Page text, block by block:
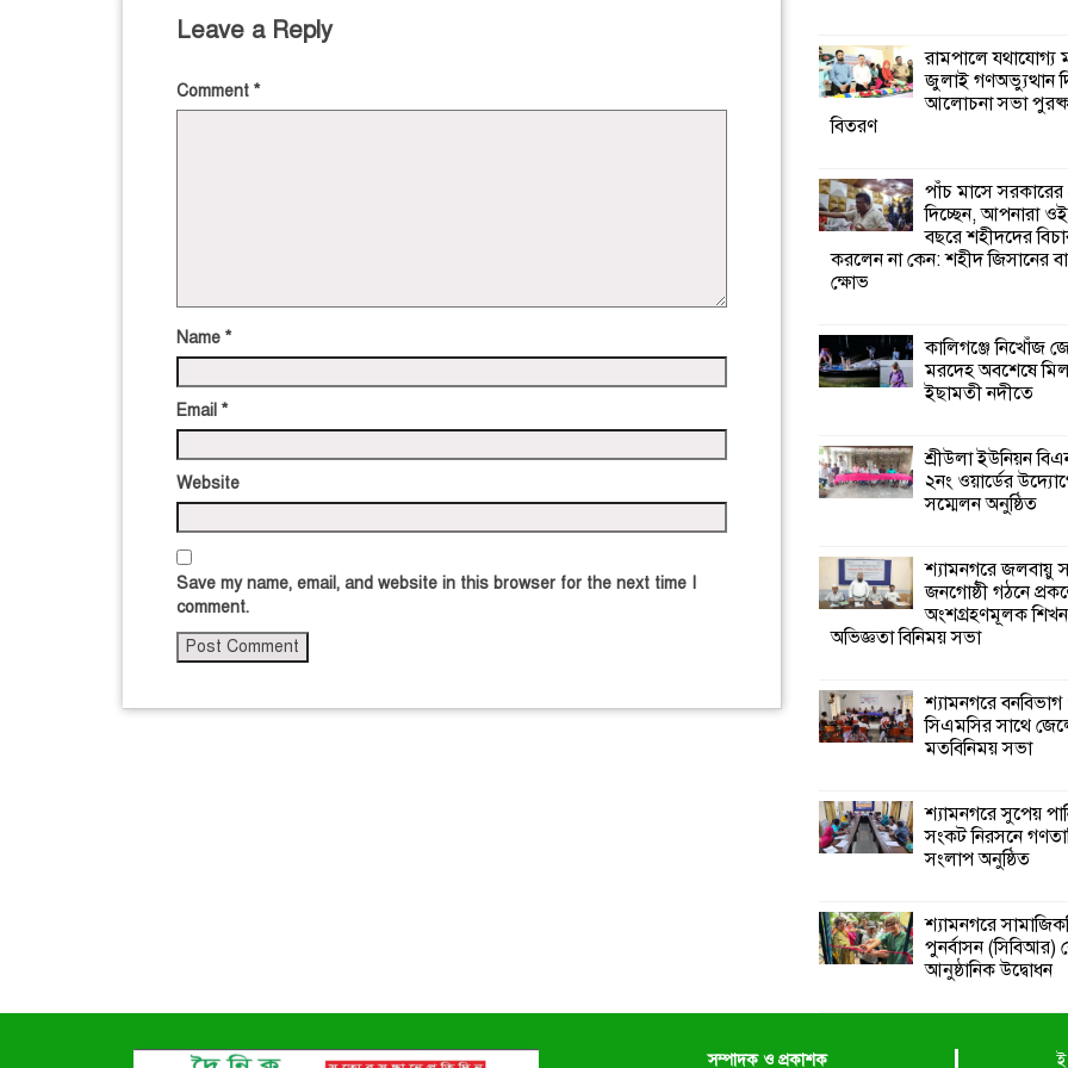
Leave a Reply
Comment *
Name *
Email *
Website
Save my name, email, and website in this browser for the next time I
comment.
কালিগঞ্জে নিখোঁজ
মরদেহ অবশেষে
ইছামতী নদীতে
২নং ওয়ার্ডের
কর্মী সম্মেলন
শ্যামনগরে জলবায়ু
শিখন ও অভিজ্ঞতা বিনিময় সভা
শ্যামনগরে বনবিভাগ
মতবিনিময় সভা
রামপালে যথাযোগ্য
জুলাই গণঅভ্যুত্থান
আলোচনা সভা
বিতরণ
পাঁচ মাসে
দিচ্ছেন, আপনারা
বছরে শহীদদের
করলেন না কেন: শহীদ জিসানের
ক্ষোভ
কালিগঞ্জে নিখোঁজ
মরদেহ অবশেষে
ইছামতী নদীতে
শ্রীউলা ইউনিয়ন
২নং ওয়ার্ডের
সম্মেলন অনুষ্ঠিত
শ্যামনগরে জলবায়ু
জনগোষ্ঠী গঠনে
অংশগ্রহণমূলক
অভিজ্ঞতা বিনিময় সভা
শ্যামনগরে
সিএমসির সাথে
মতবিনিময় সভা
শ্যামনগরে সুপেয়
সংকট নিরসনে
সংলাপ অনুষ্ঠিত
শ্যামনগরে
পুনর্বাসন (সিবিআর)
আনুষ্ঠানিক উদ্বোধন
সম্পাদক ও প্রকাশক